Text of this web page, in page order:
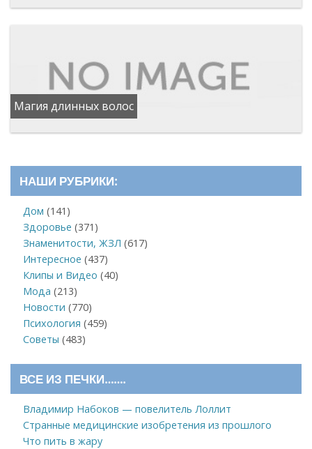
Магия длинных волос
НАШИ РУБРИКИ:
Дом (141)
Здоровье (371)
Знаменитости, ЖЗЛ (617)
Интересное (437)
Клипы и Видео (40)
Мода (213)
Новости (770)
Психология (459)
Советы (483)
ВСЕ ИЗ ПЕЧКИ…….
Владимир Набоков — повелитель Лоллит
Странные медицинские изобретения из прошлого
Что пить в жару